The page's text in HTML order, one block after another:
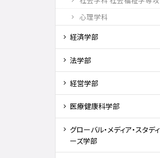
心理学科
経済学部
法学部
経営学部
医療健康科学部
グローバル・メディア・スタディ
ーズ学部